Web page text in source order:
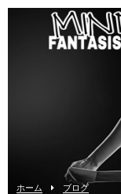
ホーム ブログ